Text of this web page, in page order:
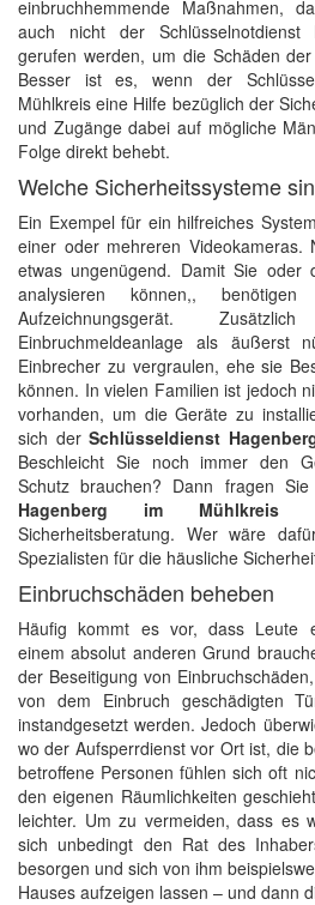
einbruchhemmende Maßnahmen,
auch nicht der Schlüsselnotdienst
gerufen werden, um die Schäden
Besser ist es, wenn der
Mühlkreis eine Hilfe bezüglich der
und Zugänge dabei auf mögliche
Folge direkt behebt.
Welche Sicherheitssysteme
Ein Exempel für ein hilfreiches
einer oder mehreren Videokameras.
etwas ungenügend. Damit Sie oder
analysieren können,,
Aufzeichnungsgerät.
Einbruchmeldeanlage als äußerst
Einbrecher zu vergraulen, ehe sie
können. In vielen Familien ist jedoch
vorhanden, um die Geräte zu
sich derSchlüsseldienst
Beschleicht Sie noch immer den
Schutz brauchen? Dann fragen
Hagenberg im Mühlkreis
Sicherheitsberatung. Wer wäre
Spezialisten für die häusliche
Einbruchschäden beheben
Häufig kommt es vor, dass Leute
einem absolut anderen Grund
der Beseitigung von
von dem Einbruch geschädigten
instandgesetzt werden. Jedoch
wo der Aufsperrdienst vor Ort ist, die
betroffene Personen fühlen sich oft
den eigenen Räumlichkeiten
leichter. Um zu vermeiden, dass es
sich unbedingt den Rat des
besorgen und sich von ihm
Hauses aufzeigen lassen – und dann